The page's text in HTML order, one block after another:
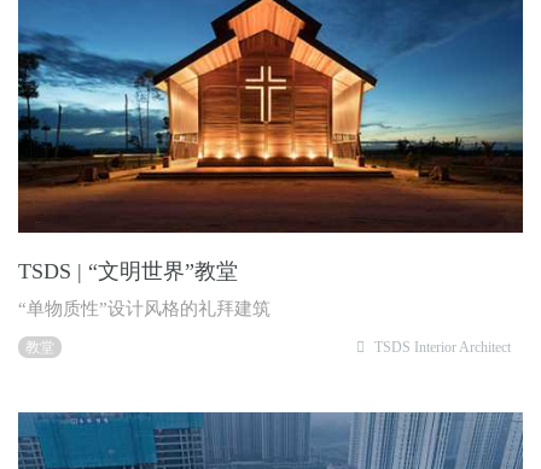
TSDS | “文明世界”教堂
“单物质性”设计风格的礼拜建筑
教堂 TSDS Interior Architect